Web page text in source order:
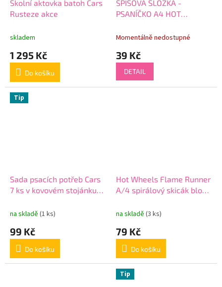
Školní aktovka batoh Cars
Rusteze akce
skladem
1 295 Kč
Do košíku
SPISOVÁ SLOŽKA -
PSANÍČKO A4 HOT
Momentálně nedostupné
39 Kč
DETAIL
Tip
Sada psacích potřeb Cars
7 ks v kovovém stojánku
na skladě (1 ks)
99 Kč
Do košíku
Hot Wheels Flame Runner
A/4 spirálový skicák blok
na skladě (3 ks)
79 Kč
Do košíku
Tip